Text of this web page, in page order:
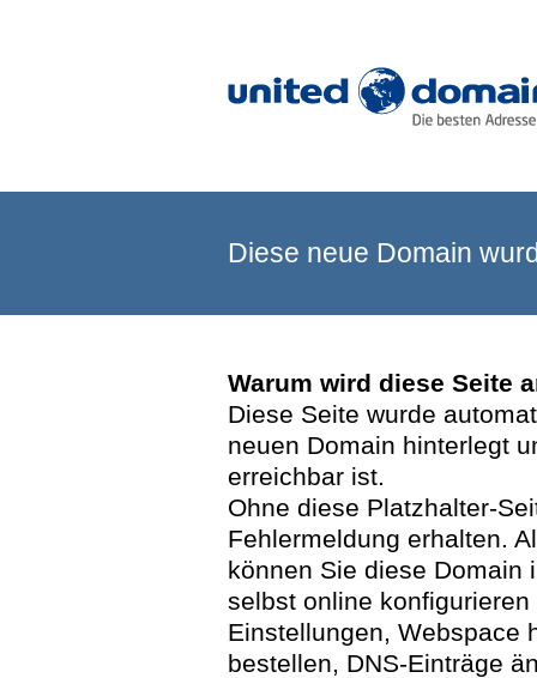
Diese neue Domain
Warum wird diese Seite
Diese Seite wurde
neuen Domain hinterlegt
erreichbar ist.
Ohne diese Platzhalter-
Fehlermeldung erhalten.
können Sie diese Domain
selbst online
Einstellungen, Webspace
bestellen, DNS-Einträge